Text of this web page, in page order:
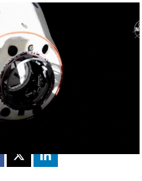
completa con éxito la maniobra de
Espacial Internacional |
23:23
X Linkedin